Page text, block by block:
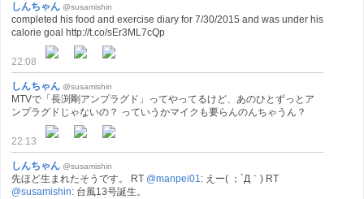
しんちゃん @susamishin
completed his food and exercise diary for 7/30/2015 and was under his
calorie goal http://t.co/sEr3ML7cQp
22:08
しんちゃん @susamishin
MTVで「長渕剛アンプラグド」ってやってるけど、あのひとずっとア
ンプラグドじゃないの？ っていうかマイクも要らんのんちゃうん？
22:13
しんちゃん @susamishin
先ほど生まれたそうです。 RT @manpei01: えー( ；´Д｀) RT
@susamishin: 台風13号誕生。